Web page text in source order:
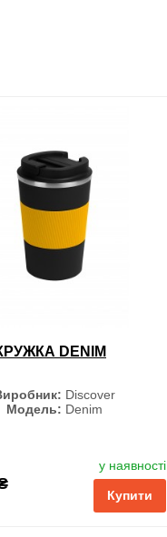
DENIM
Discover
Модель: Denim
у наявності
Купити
Чорний